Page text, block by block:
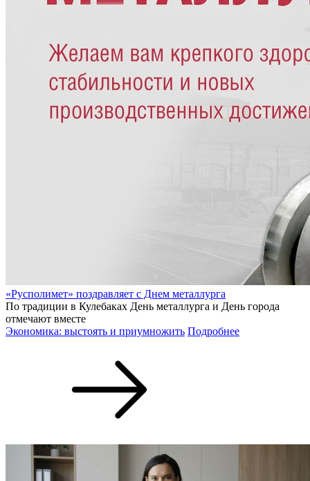
«Русполимет» поздравляет с Днем металлурга
По традиции в Кулебаках День металлурга и День города
отмечают вместе
Экономика: выстоять и приумножить Подробнее